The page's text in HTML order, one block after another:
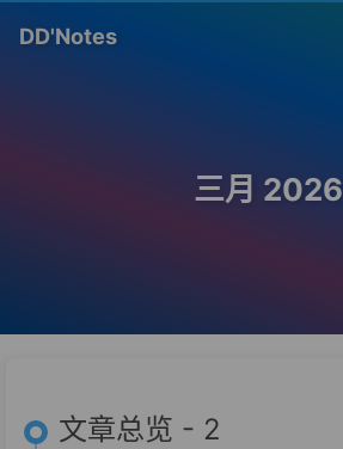
DD'Notes
三月 2026
文章总览 - 2